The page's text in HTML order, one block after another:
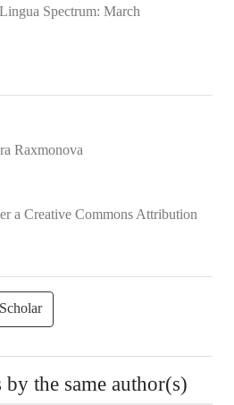
Spectrum: March
Raxmonova
a Creative Commons Attribution
the same author(s)